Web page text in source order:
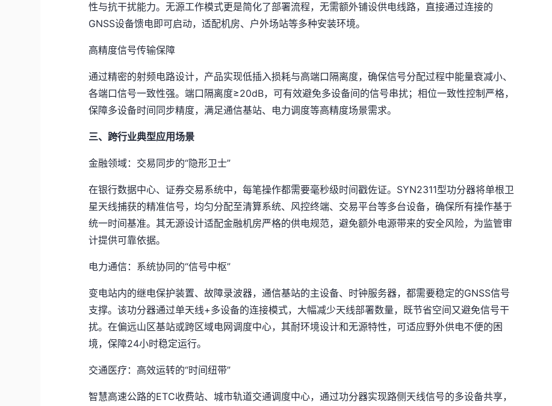
性与抗干扰能力。无源工作模式更是简化了部署流程，无需额外铺设供电线路，直接通过连接的
GNSS设备馈电即可启动，适配机房、户外场站等多种安装环境。
高精度信号传输保障
通过精密的射频电路设计，产品实现低插入损耗与高端口隔离度，确保信号分配过程中能量衰减小、
各端口信号一致性强。端口隔离度≥20dB，可有效避免多设备间的信号串扰；相位一致性控制严格，
保障多设备时间同步精度，满足通信基站、电力调度等高精度场景需求。
三、跨行业典型应用场景
金融领域：交易同步的“隐形卫士”
在银行数据中心、证券交易系统中，每笔操作都需要毫秒级时间戳佐证。SYN2311型功分器将单根卫
星天线捕获的精准信号，均匀分配至清算系统、风控终端、交易平台等多台设备，确保所有操作基于
统一时间基准。其无源设计适配金融机房严格的供电规范，避免额外电源带来的安全风险，为监管审
计提供可靠依据。
电力通信：系统协同的“信号中枢”
变电站内的继电保护装置、故障录波器，通信基站的主设备、时钟服务器，都需要稳定的GNSS信号
支撑。该功分器通过单天线+多设备的连接模式，大幅减少天线部署数量，既节省空间又避免信号干
扰。在偏远山区基站或跨区域电网调度中心，其耐环境设计和无源特性，可适应野外供电不便的困
境，保障24小时稳定运行。
交通医疗：高效运转的“时间纽带”
智慧高速公路的ETC收费站、城市轨道交通调度中心，通过功分器实现路侧天线信号的多设备共享，